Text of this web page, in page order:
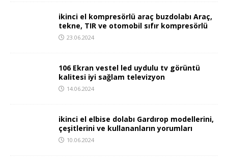
ikinci el kompresörlü araç buzdolabı Araç,
tekne, TIR ve otomobil sıfır kompresörlü
23.06.2024
106 Ekran vestel led uydulu tv görüntü
kalitesi iyi sağlam televizyon
14.06.2024
ikinci el elbise dolabı Gardırop modellerini,
çeşitlerini ve kullananların yorumları
10.06.2024